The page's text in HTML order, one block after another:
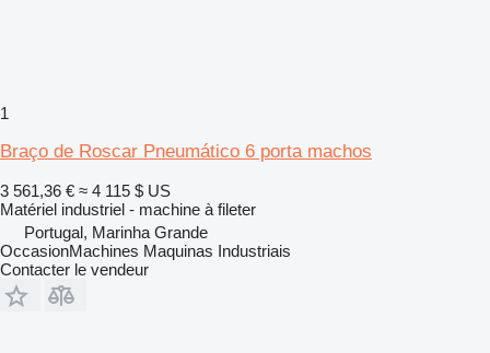
1
Braço de Roscar Pneumático 6 porta machos
3 561,36 € ≈ 4 115 $ US
Matériel industriel - machine à fileter
Portugal, Marinha Grande
OccasionMachines Maquinas Industriais
Contacter le vendeur